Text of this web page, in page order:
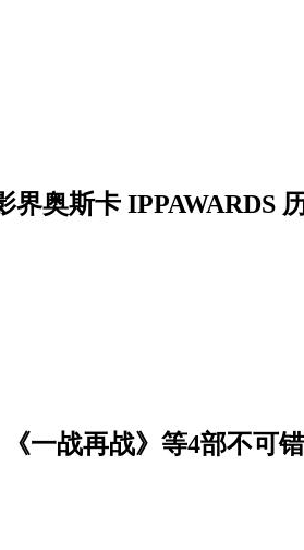
界奥斯卡 IPPAWARDS
一战再战》等4部不可